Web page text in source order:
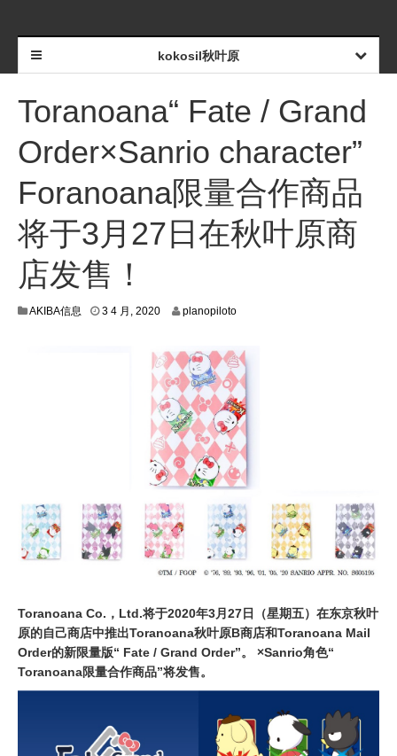
kokosil秋叶原
Toranoana“ Fate / Grand
Order×Sanrio character”
Foranoana限量合作商品
将于3月27日在秋叶原商
店发售！
AKIBA信息 3 4 月, 20202
月
,
2
0
2
0
planopiloto
Toranoana Co.，Ltd.将于2020年3月27日（星期五）在东京秋叶
原的自己商店中推出Toranoana秋叶原B商店和Toranoana Mail
Order的新限量版“ Fate / Grand Order”。 ×Sanrio角色“
Toranoana限量合作商品”将发售。